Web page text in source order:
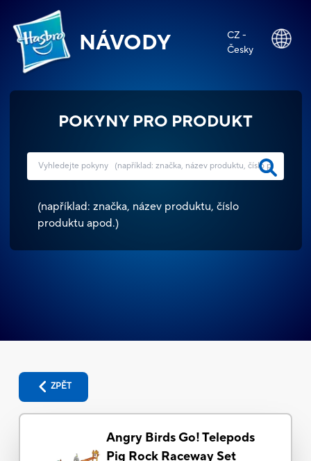
NÁVODY
CZ -
Česky
POKYNY PRO PRODUKT
(například: značka, název produktu, číslo
produktu apod.)
ZPĚT
Angry Birds Go! Telepods
Pig Rock Raceway Set